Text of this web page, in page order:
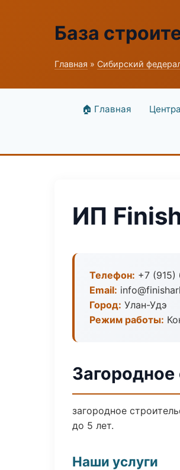
База
Главная » Сибирский
🏠 Главная
ИП
Телефон: +7
Email:
Город: Улан-Удэ
Режим работы:
загородное
до 5 лет.
Наши услуги